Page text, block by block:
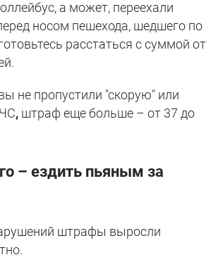
а может, переехали
носом пешехода, шедшего по
расстаться с суммой от
не пропустили "скорую" или
, штраф еще больше – от 37 до
– ездить пьяным за
штрафы выросли